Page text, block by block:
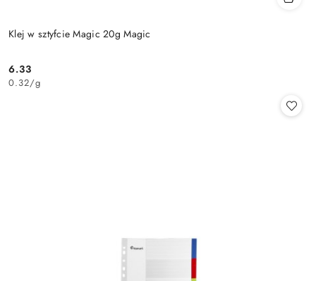
Klej w sztyfcie Magic 20g Magic
Cena:
6.33
0.32/g